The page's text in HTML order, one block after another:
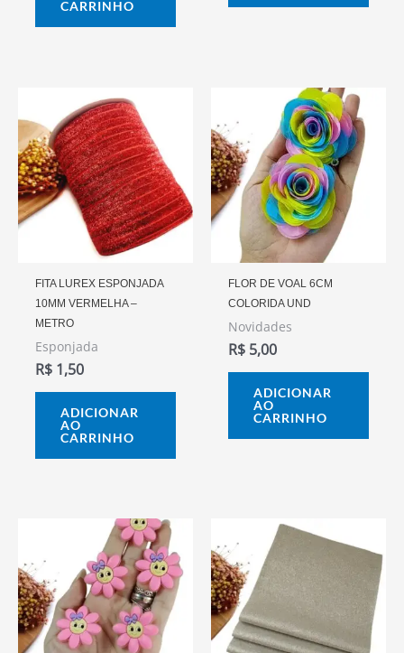
CARRINHO
FITA LUREX ESPONJADA
10MM VERMELHA –
METRO
Esponjada
R$ 1,50
ADICIONAR
AO
CARRINHO
FLOR DE VOAL 6CM
COLORIDA UND
Novidades
R$ 5,00
ADICIONAR
AO
CARRINHO